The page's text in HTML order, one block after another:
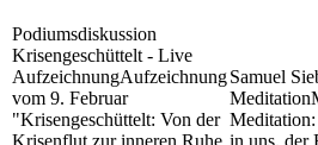
Podiumsdiskussion
Krisengeschüttelt - Live
AufzeichnungAufzeichnung
vom 9. Februar
"Krisengeschüttelt: Von der
Krisenflut zur inneren Ruhe
Samuel
Meditation
in uns, der